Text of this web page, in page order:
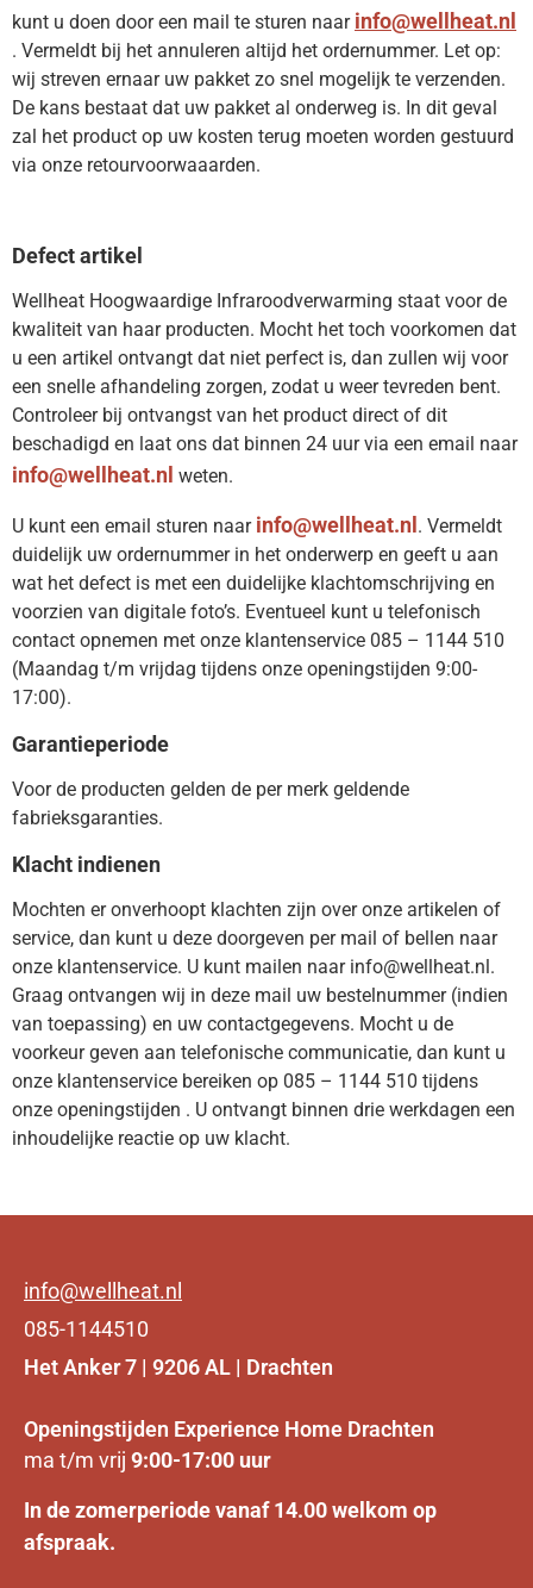
kunt u doen door een mail te sturen naar info@wellheat.nl
. Vermeldt bij het annuleren altijd het ordernummer. Let op:
wij streven ernaar uw pakket zo snel mogelijk te verzenden.
De kans bestaat dat uw pakket al onderweg is. In dit geval
zal het product op uw kosten terug moeten worden gestuurd
via onze retourvoorwaaarden.
Defect artikel
Wellheat Hoogwaardige Infraroodverwarming staat voor de
kwaliteit van haar producten. Mocht het toch voorkomen dat
u een artikel ontvangt dat niet perfect is, dan zullen wij voor
een snelle afhandeling zorgen, zodat u weer tevreden bent.
Controleer bij ontvangst van het product direct of dit
beschadigd en laat ons dat binnen 24 uur via een email naar
info@wellheat.nl weten.
U kunt een email sturen naar info@wellheat.nl. Vermeldt
duidelijk uw ordernummer in het onderwerp en geeft u aan
wat het defect is met een duidelijke klachtomschrijving en
voorzien van digitale foto’s. Eventueel kunt u telefonisch
contact opnemen met onze klantenservice 085 – 1144 510
(Maandag t/m vrijdag tijdens onze openingstijden 9:00-
17:00).
Garantieperiode
Voor de producten gelden de per merk geldende
fabrieksgaranties.
Klacht indienen
Mochten er onverhoopt klachten zijn over onze artikelen of
service, dan kunt u deze doorgeven per mail of bellen naar
onze klantenservice. U kunt mailen naar info@wellheat.nl.
Graag ontvangen wij in deze mail uw bestelnummer (indien
van toepassing) en uw contactgegevens. Mocht u de
voorkeur geven aan telefonische communicatie, dan kunt u
onze klantenservice bereiken op 085 – 1144 510 tijdens
onze openingstijden . U ontvangt binnen drie werkdagen een
inhoudelijke reactie op uw klacht.
info@wellheat.nl
085-1144510
Het Anker 7 | 9206 AL | Drachten
Openingstijden Experience Home Drachten
ma t/m vrij 9:00-17:00 uur
In de zomerperiode vanaf 14.00 welkom op
afspraak.